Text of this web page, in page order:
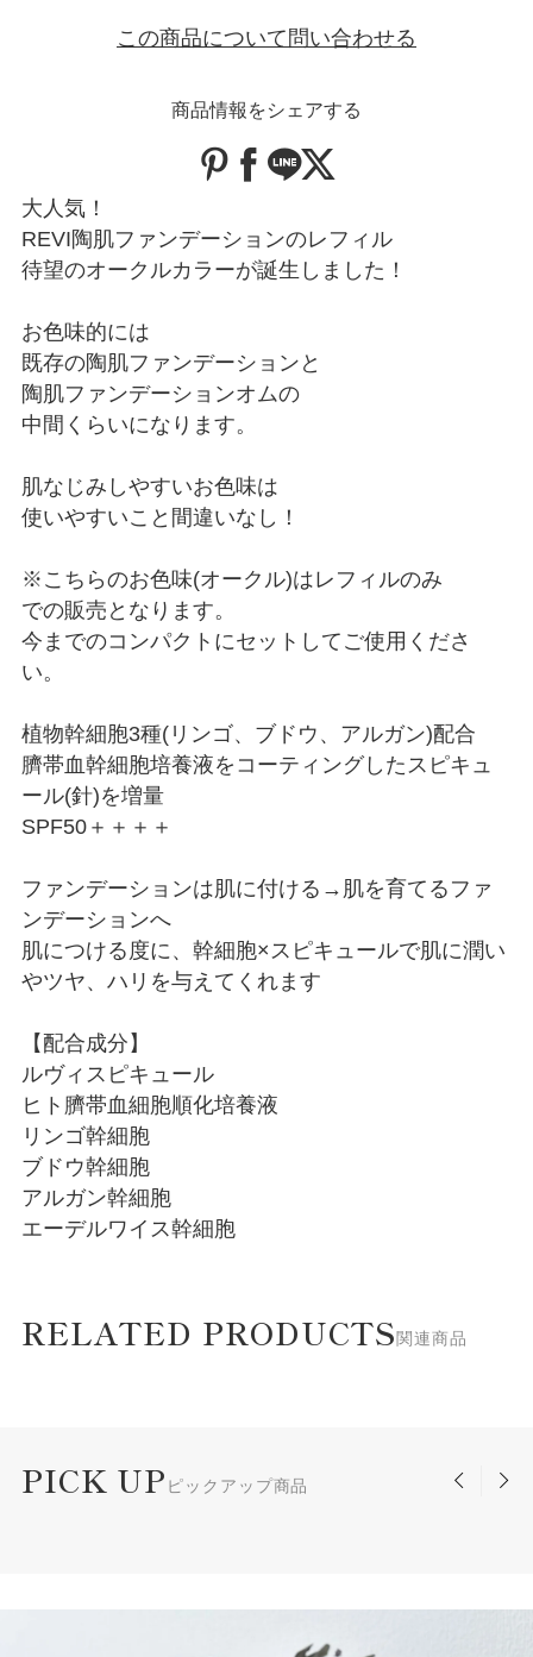
この商品について問い合わせる
商品情報をシェアする
大人気！
REVI陶肌ファンデーションのレフィル
待望のオークルカラーが誕生しました！
お色味的には
既存の陶肌ファンデーションと
陶肌ファンデーションオムの
中間くらいになります。
肌なじみしやすいお色味は
使いやすいこと間違いなし！
※こちらのお色味(オークル)はレフィルのみ
での販売となります。
今までのコンパクトにセットしてご使用くださ
い。
植物幹細胞3種(リンゴ、ブドウ、アルガン)配合
臍帯血幹細胞培養液をコーティングしたスピキュ
ール(針)を増量
SPF50＋＋＋＋
ファンデーションは肌に付ける→肌を育てるファ
ンデーションへ
肌につける度に、幹細胞×スピキュールで肌に潤い
やツヤ、ハリを与えてくれます
【配合成分】
ルヴィスピキュール
ヒト臍帯血細胞順化培養液
リンゴ幹細胞
ブドウ幹細胞
アルガン幹細胞
エーデルワイス幹細胞
RELATED PRODUCTS関連商品
PICK UP ピックアップ商品